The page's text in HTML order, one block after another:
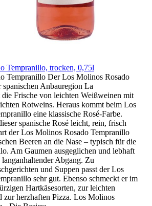
Tempranillo, trocken, 0,75l
Tempranillo Der Los Molinos Rosado
spanischen Anbauregion La
Frische von leichten Weißweinen mit
Rotweins. Heraus kommt beim Los
eine klassische Rosé-Farbe.
spanische Rosé leicht, rein, frisch
der Los Molinos Rosado Tempranillo
Beeren an die Nase – typisch für die
Am Gaumen ausgeglichen und lebhaft
Abgang. Zu
und Suppen passt der Los
sehr gut. Ebenso schmeckt er im
Hartkäsesorten, zur leichten
zur herzhaften Pizza. Los Molinos